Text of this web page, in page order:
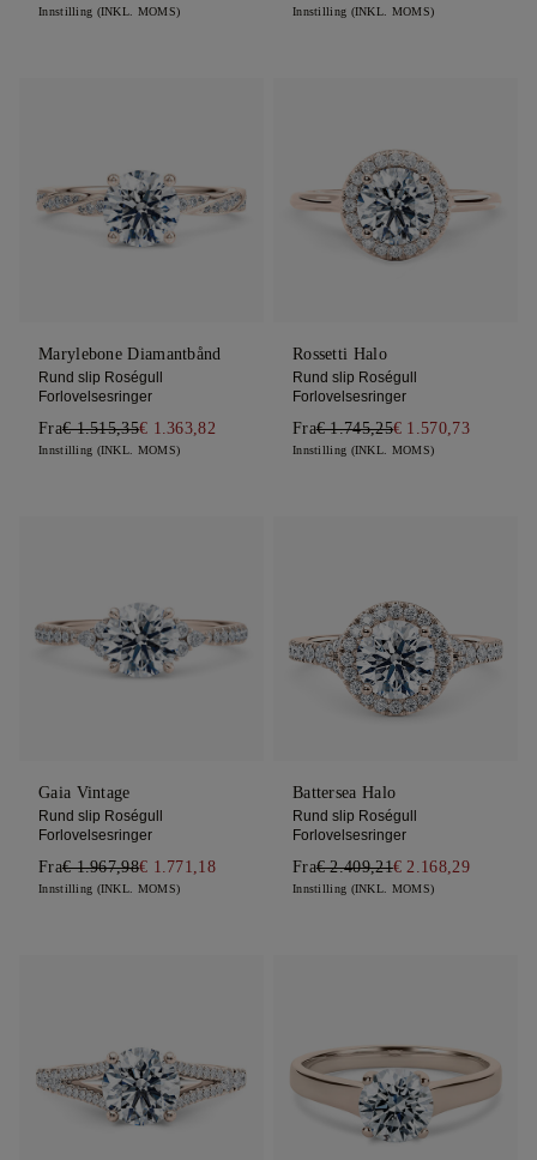
Innstilling (INKL. MOMS) Innstilling (INKL. MOMS)
Marylebone Diamantbånd
Rund slip Roségull
Forlovelsesringer
Fra€ 1.515,35€ 1.363,82
Innstilling (INKL. MOMS)
Rossetti Halo
Rund slip Roségull
Forlovelsesringer
Fra€ 1.745,25€ 1.570,73
Innstilling (INKL. MOMS)
Gaia Vintage
Rund slip Roségull
Forlovelsesringer
Fra€ 1.967,98€ 1.771,18
Innstilling (INKL. MOMS)
Battersea Halo
Rund slip Roségull
Forlovelsesringer
Fra€ 2.409,21€ 2.168,29
Innstilling (INKL. MOMS)